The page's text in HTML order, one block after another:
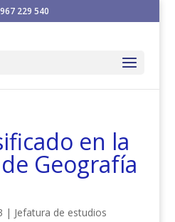
229 540
en la
Geografía
| Jefatura de estudios